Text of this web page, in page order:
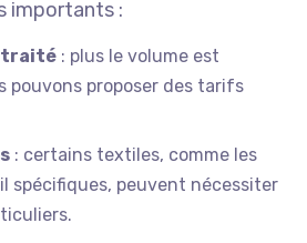
importants :
traité : plus le volume est
pouvons proposer des tarifs
: certains textiles, comme les
spécifiques, peuvent nécessiter